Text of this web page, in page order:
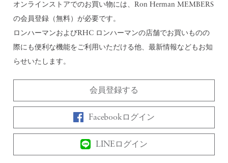
オンラインストアでのお買い物には、Ron Herman MEMBERS
の会員登録（無料）が必要です。
ロンハーマンおよびRHC ロンハーマンの店舗でお買いものの
際にも便利な機能をご利用いただける他、最新情報などもお知
らせいたします。
会員登録する
Facebookログイン
LINEログイン